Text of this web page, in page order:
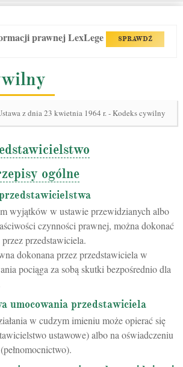
prawnej LexLege SPRAWDŹ
z dnia 23 kwietnia 1964 r. - Kodeks cywilny
ogólne
wyjątków w ustawie przewidzianych albo
czynności prawnej, można dokonać
przedstawiciela.
dokonana przez przedstawiciela w
pociąga za sobą skutki bezpośrednio dla
umocowania przedstawiciela
w cudzym imieniu może opierać się
ustawowe) albo na oświadczeniu